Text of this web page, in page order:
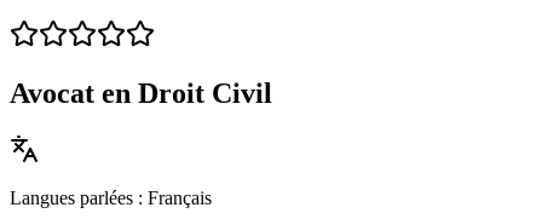
Avocat en Droit Civil
Langues parlées : Français